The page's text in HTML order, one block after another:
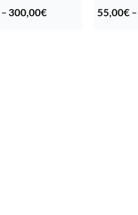
–300,00€Hintaluokka:55,00€–